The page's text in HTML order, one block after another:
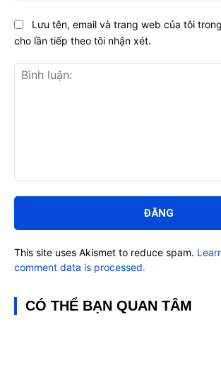
luận:
Lưu tên, email và trang web của tôi
cho lần tiếp theo tôi nhận xét.
This site uses Akismet to reduce spam.
comment data is processed.
CÓ THỂ BẠN QUAN TÂM